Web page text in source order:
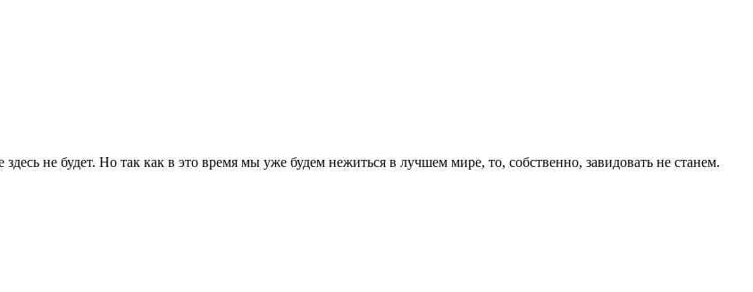
здесь не будет. Но так как в это время мы уже будем нежиться в лучшем мире, то, собственно, завидовать не станем.